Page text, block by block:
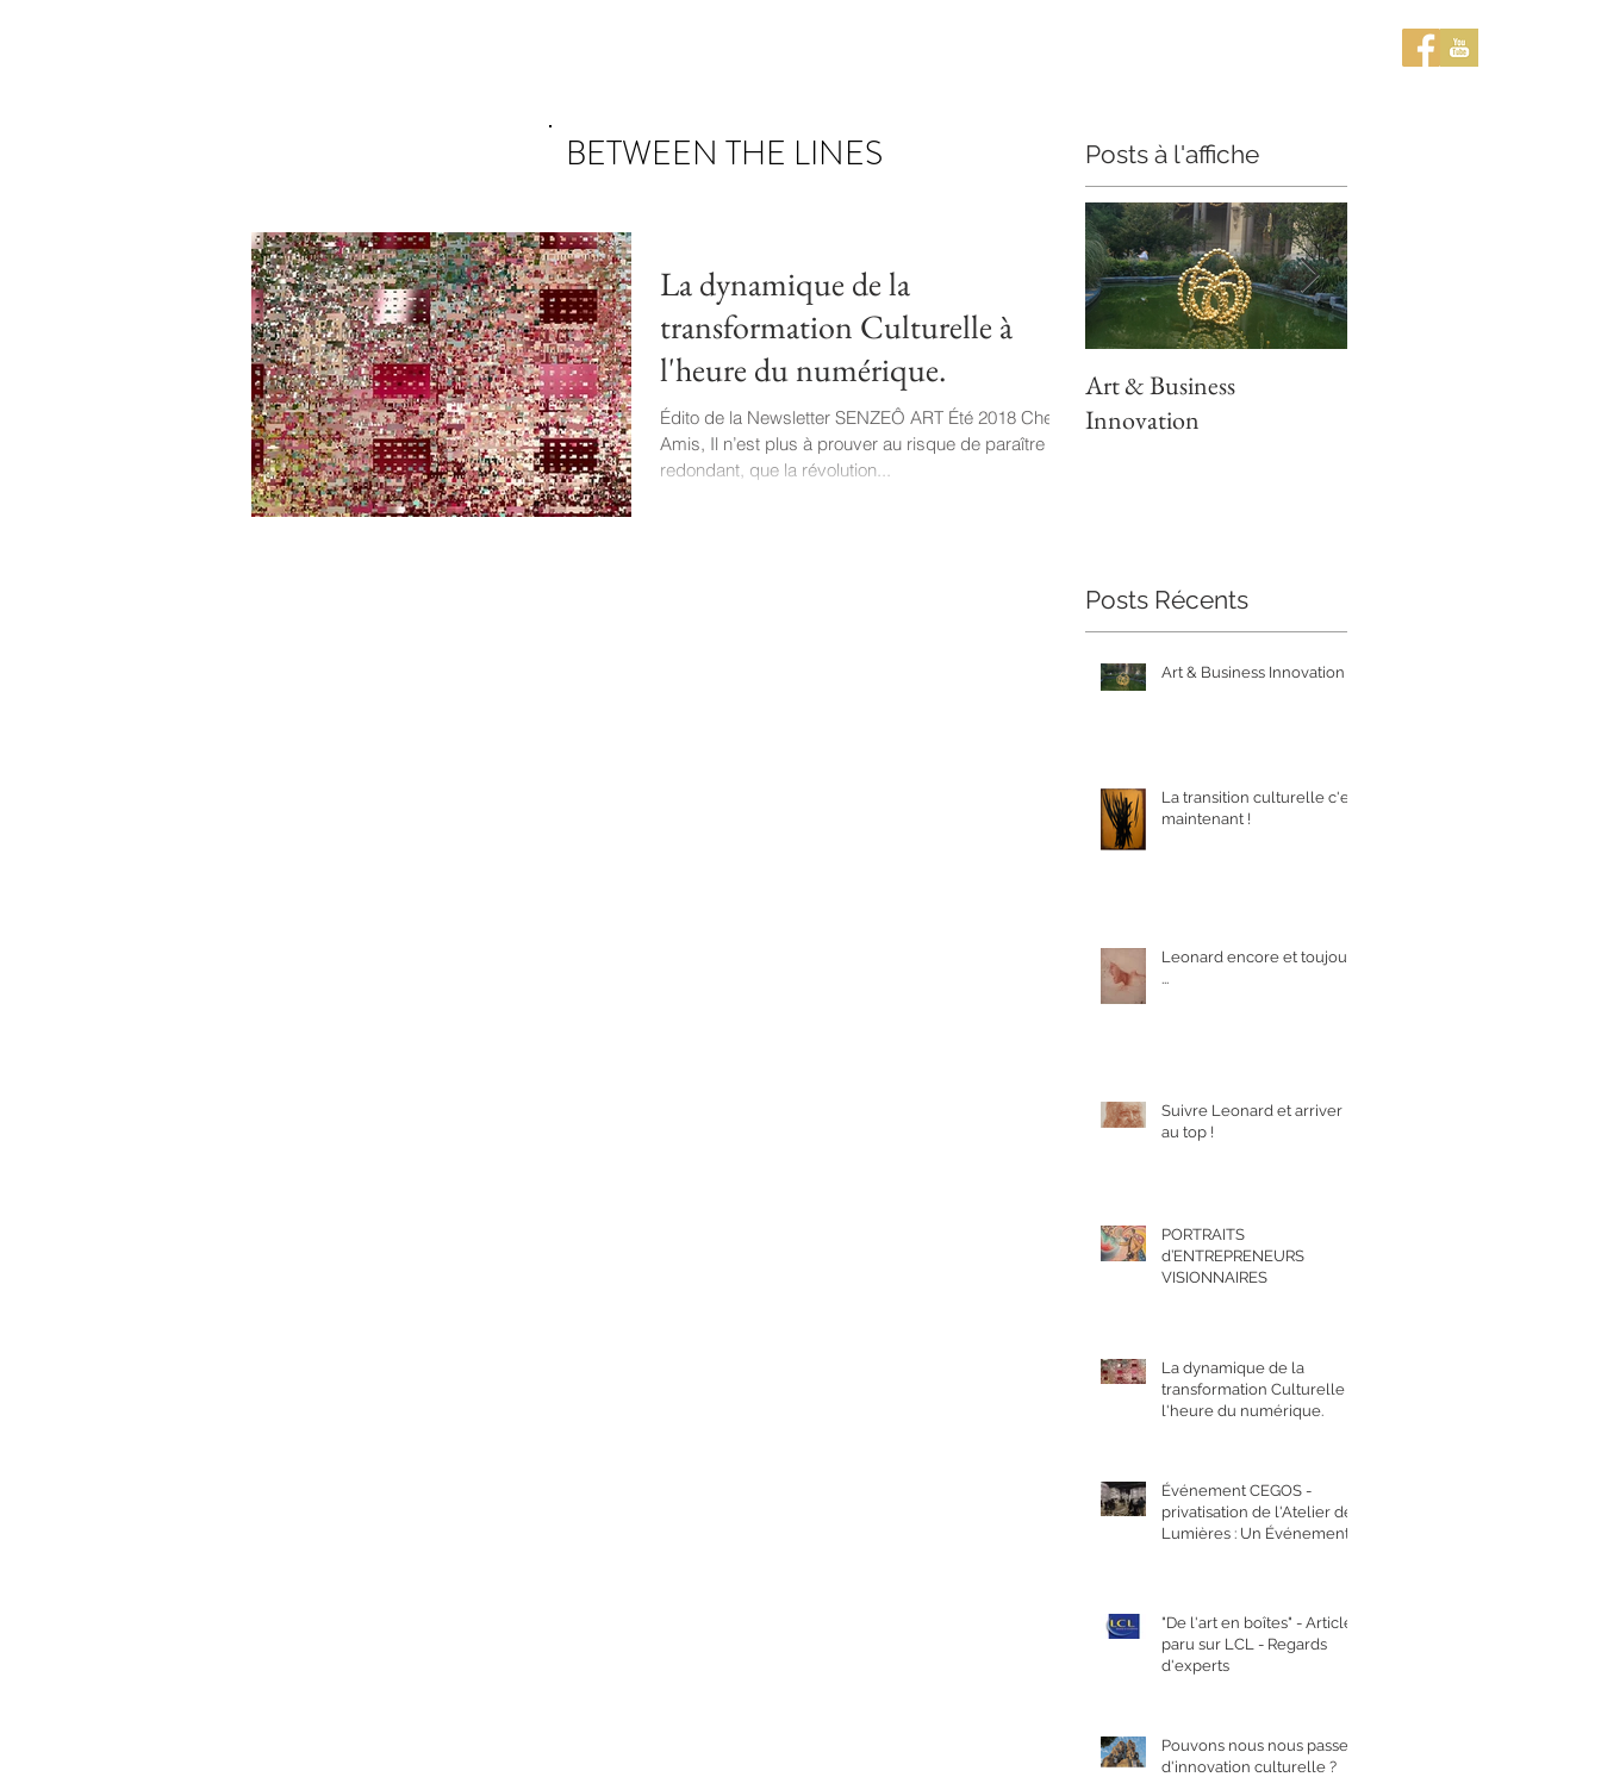
BETWEEN THE LINES Posts à l'affiche
La dynamique de la
transformation Culturelle à
l'heure du numérique.
Édito de la Newsletter SENZEÔ ART Été 2018 Chers
Amis, Il n’est plus à prouver au risque de paraître
redondant, que la révolution...
Art & Business
Innovation
Posts Récents
Art & Business Innovation
La transition culturelle c'est
maintenant !
Leonard encore et toujours
...
Suivre Leonard et arriver
au top !
PORTRAITS
d’ENTREPRENEURS
VISIONNAIRES
La dynamique de la
transformation Culturelle à
l'heure du numérique.
Événement CEGOS -
privatisation de l'Atelier des
Lumières : Un Événement
"De l'art en boîtes" - Article
paru sur LCL - Regards
d'experts
Pouvons nous nous passer
d'innovation culturelle ?